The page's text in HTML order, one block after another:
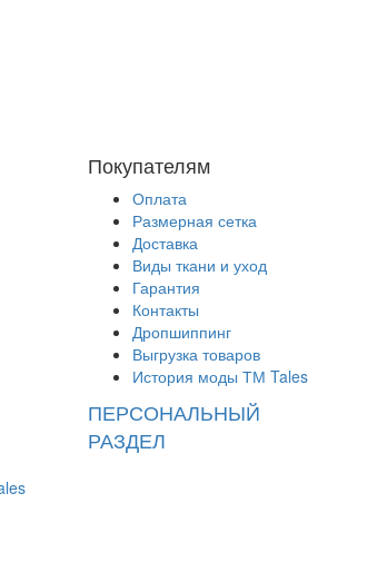
Покупателям
Оплата
Размерная сетка
Доставка
Виды ткани и уход
Гарантия
Контакты
Дропшиппинг
Выгрузка товаров
История моды ТМ Tales
ПЕРСОНАЛЬНЫЙ
РАЗДЕЛ